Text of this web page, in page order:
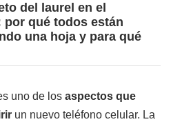
del laurel en el
por qué todos están
una hoja y para qué
uno de los aspectos que
un nuevo teléfono celular. La